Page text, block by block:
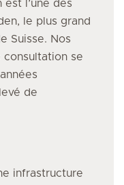
est l’une des
le plus grand
Suisse. Nos
consultation se
de
infrastructure